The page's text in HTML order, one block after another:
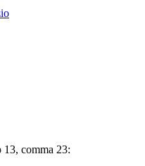
13, comma 23: